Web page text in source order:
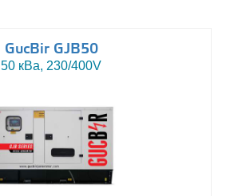
GucBir GJB50
50 кВа, 230/400V